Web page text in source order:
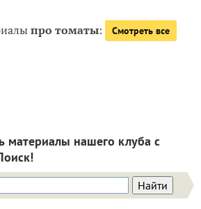
про томаты: Смотреть все
материалы нашего клуба с